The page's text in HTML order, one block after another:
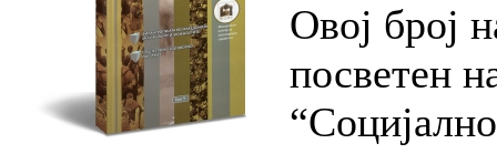
Овој број
посветен